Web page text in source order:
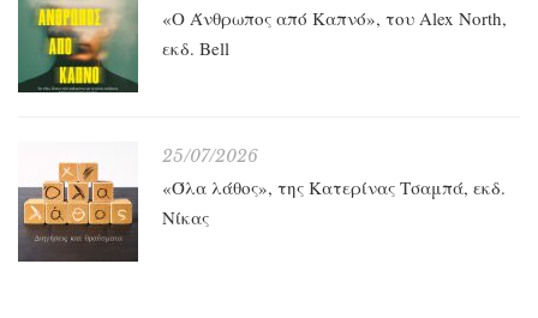
«O Άνθρωπος από Καπνό», του Alex North,
εκδ. Bell
25/07/2026
«Όλα λάθος», της Κατερίνας Τσαμπά, εκδ.
Νίκας